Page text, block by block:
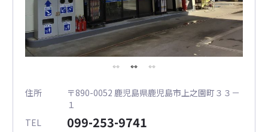
住所
〒890-0052 鹿児島県鹿児島市上之園町３３－
１
TEL
099-253-9741